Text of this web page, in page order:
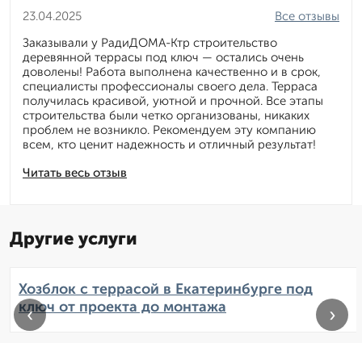
23.04.2025
Читать весь отзыв
Все отзывы
Заказывали у РадиДОМА-Ктр строительство
деревянной террасы под ключ — остались очень
доволены! Работа выполнена качественно и в срок,
специалисты профессионалы своего дела. Терраса
получилась красивой, уютной и прочной. Все этапы
строительства были четко организованы, никаких
проблем не возникло. Рекомендуем эту компанию
всем, кто ценит надежность и отличный результат!
Другие услуги
Хозблок с террасой в Екатеринбурге под
ключ от проекта до монтажа
‹ ›